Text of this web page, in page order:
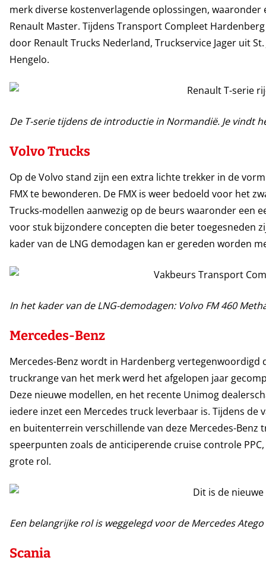
merk diverse kostenverlagende oplossingen, waaronder
Renault Master. Tijdens Transport Compleet
door Renault Trucks Nederland, Truckservice Jager uit
Hengelo.
De T-serie tijdens de introductie in Normandië. Je vindt
Volvo Trucks
Op de Volvo stand zijn een extra lichte trekker in de
FMX te bewonderen. De FMX is weer bedoeld voor het
Trucks-modellen aanwezig op de beurs waaronder een
voor stuk bijzondere concepten die beter toegesneden
kader van de LNG demodagen kan er gereden worden
In het kader van de LNG-demodagen: Volvo FM 460
Mercedes-Benz
Mercedes-Benz wordt in Hardenberg vertegenwoordigd
truckrange van het merk werd het afgelopen jaar
Deze nieuwe modellen, en het recente Unimog
iedere inzet een Mercedes truck leverbaar is. Tijdens
en buitenterrein verschillende van deze Mercedes-Benz
speerpunten zoals de anticiperende cruise controle
grote rol.
Een belangrijke rol is weggelegd voor de Mercedes Atego
Scania